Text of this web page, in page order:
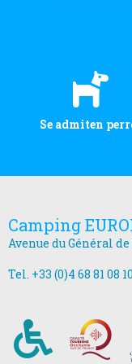
Se admiten
Camping
Avenue du Général
Tel. +33 (0)4 68 81 08 10